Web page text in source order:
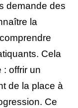
demande des
la
Cela
: offrir un
de la place à
Ce